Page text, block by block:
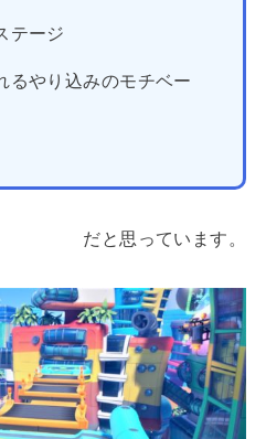
テージ
るやり込みのモチベー
だと思っています。